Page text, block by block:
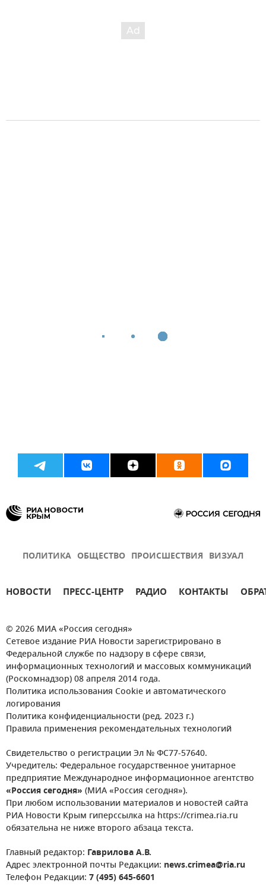
ПОЛИТИКА ОБЩЕСТВО ПРОИСШЕСТВИЯ ВИЗУАЛ
НОВОСТИ ПРЕСС-ЦЕНТР РАДИО КОНТАКТЫ
© 2026 МИА «Россия сегодня»
Сетевое издание РИА Новости зарегистрировано в
Федеральной службе по надзору в сфере связи,
информационных технологий и массовых коммуникаций
(Роскомнадзор) 08 апреля 2014 года.
Политика использования Cookie и автоматического
логирования
Политика конфиденциальности (ред. 2023 г.)
Правила применения рекомендательных технологий
Свидетельство о регистрации Эл № ФС77-57640.
Учредитель: Федеральное государственное унитарное
предприятие Международное информационное агентство
«Россия сегодня» (МИА «Россия сегодня»).
При любом использовании материалов и новостей сайта
РИА Новости Крым гиперссылка на https://crimea.ria.ru
обязательна не ниже второго абзаца текста.
Главный редактор: Гаврилова А.В.
Адрес электронной почты Редакции: news.crimea@ria.ru
Телефон Редакции: 7 (495) 645-6601